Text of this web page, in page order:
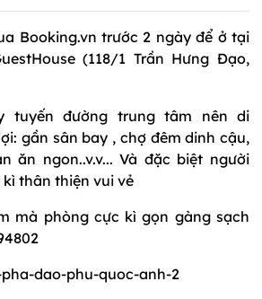
Booking.vn trước 2 ngày để ở tại
(118/1 Trần Hưng Đạo,
tuyến đường trung tâm nên di
gần sân bay , chợ đêm dinh cậu,
ăn ngon..v.v... Và đặc biệt người
thân thiện vui vẻ
mà phòng cực kì gọn gàng sạch